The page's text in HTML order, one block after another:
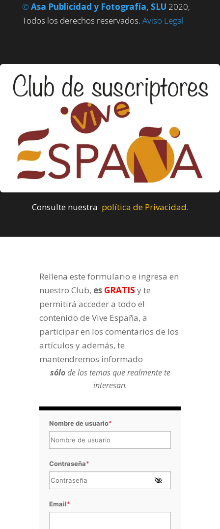
©Asa Publicidad y Fotografía, SLU 2020,
Todos los derechos reservados. Aviso Legal
Consulte nuestra política de Privacidad.
Rellena este formulario e ingresa en
nuestro Club, es GRATIS y te
permitirá acceder a todo el
contenido de Vive España, a
participar en los comentarios de los
artículos y además, te
mantendremos informado
sólode los temas que realmente te
interesan.
Nombre de usuario*
Contraseña*
Email*